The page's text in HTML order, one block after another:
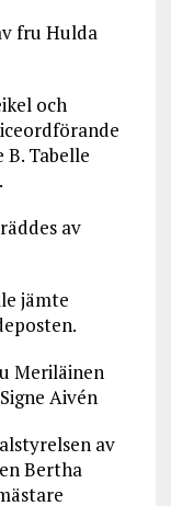
fru Hulda
och
Tabelle
av
jämte
Meriläinen
Aivén
av
Bertha